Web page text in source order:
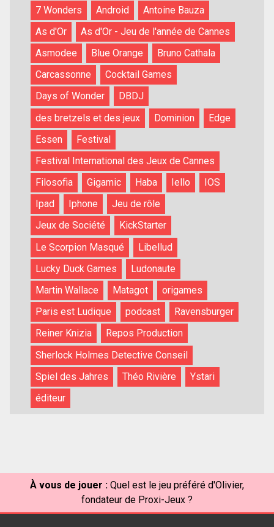
7 Wonders Android
Antoine Bauza
As d'Or
As d'Or - Jeu de l'année de Cannes
Asmodee
Blue Orange
Bruno Cathala
Carcassonne
Cocktail Games
Days of Wonder
DBDJ
des bretzels et des jeux
Dominion
Edge
Essen
Festival
Festival International des Jeux de Cannes
Filosofia
Gigamic Haba Iello
IOS
Ipad
Iphone
Jeu de rôle
Jeux de Société
KickStarter
Le Scorpion Masqué
Libellud
Lucky Duck Games
Ludonaute
Martin Wallace
Matagot
origames
Paris est Ludique
podcast
Ravensburger
Reiner Knizia
Repos Production
Sherlock Holmes Detective Conseil
Spiel des Jahres
Théo Rivière
Ystari
éditeur
À vous de jouer : Quel est le jeu préféré d'Olivier,
fondateur de Proxi-Jeux ?